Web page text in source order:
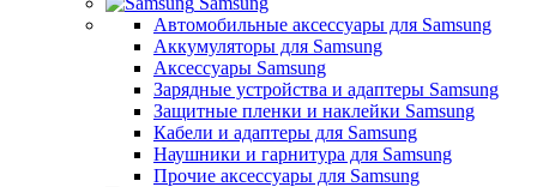
Автомобильные аксессуары для Samsung
Аккумуляторы для Samsung
Аксессуары Samsung
Зарядные устройства и адаптеры Samsung
Защитные пленки и наклейки Samsung
Кабели и адаптеры для Samsung
Наушники и гарнитура для Samsung
Прочие аксессуары для Samsung